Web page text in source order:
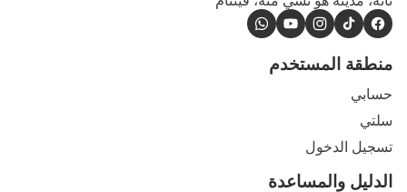
Facebook
TikTok
Instagram
YouTube
WhatsApp
منطقة المستخدم
حسابي
سلتي
تسجيل الدخول
الدليل والمساعدة